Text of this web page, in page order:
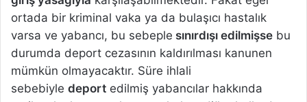
ortada bir kriminal vaka ya da bulaşıcı hastalık
varsa ve yabancı, bu sebeple sınırdışı edilmişse bu
durumda deport cezasının kaldırılması kanunen
mümkün olmayacaktır. Süre ihlali
sebebiyle deport edilmiş yabancılar hakkında